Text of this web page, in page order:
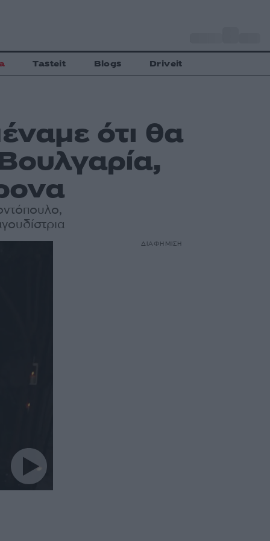
Tasteit Blogs Driveit
ότι θα
ΔΙΑΦΗΜΙΣΗ